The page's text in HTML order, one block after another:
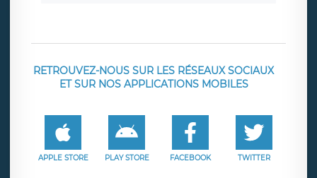
RETROUVEZ-NOUS SUR LES RÉSEAUX SOCIAUX
ET SUR NOS APPLICATIONS MOBILES
APPLE STORE PLAY STORE FACEBOOK TWITTER